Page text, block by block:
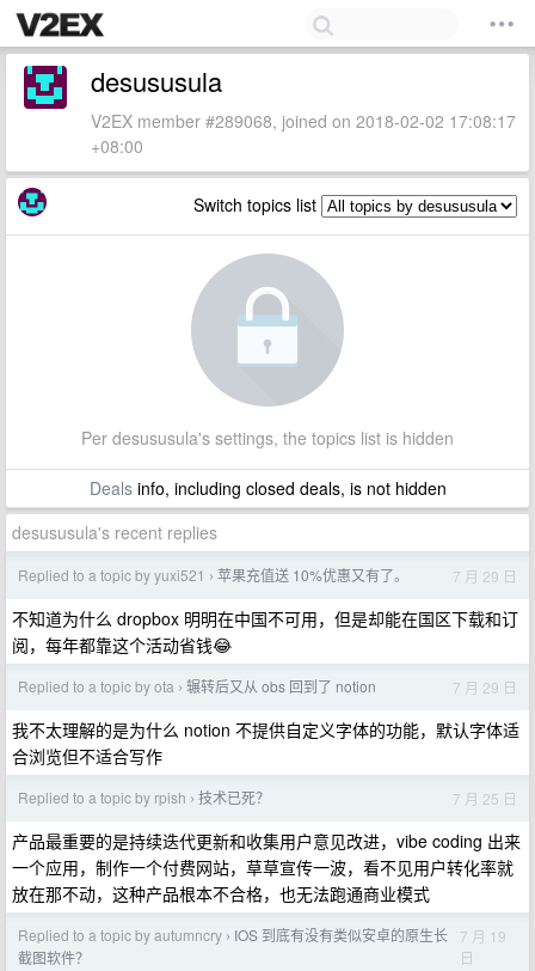
desususula
V2EX member #289068, joined on 2018-02-02 17:08:17
+08:00
Switch topics list
Per desususula's settings, the topics list is hidden
Dealsinfo, including closed deals, is not hidden
desususula's recent replies
Replied to a topic by yuxi521 › 苹果充值送 10%优惠又有了。 7 月 29 日
不知道为什么 dropbox 明明在中国不可用，但是却能在国区下载和订
阅，每年都靠这个活动省钱😂
Replied to a topic by ota › 辗转后又从 obs 回到了 notion 7 月 29 日
我不太理解的是为什么 notion 不提供自定义字体的功能，默认字体适
合浏览但不适合写作
Replied to a topic by rpish › 技术已死？ 7 月 25 日
产品最重要的是持续迭代更新和收集用户意见改进，vibe coding 出来
一个应用，制作一个付费网站，草草宣传一波，看不见用户转化率就
放在那不动，这种产品根本不合格，也无法跑通商业模式
Replied to a topic by autumncry › IOS 到底有没有类似安卓的原生长
截图软件？
7 月 19
日